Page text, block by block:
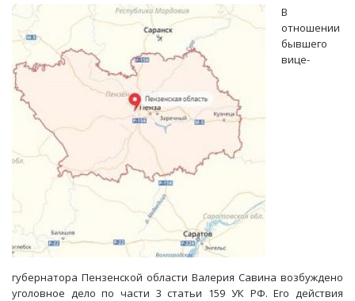
канализации.
возбудило
уголовное
дело
В
отношении
бывшего
вице-
губернатора Пензенской области Валерия Савина возбуждено
уголовное дело по части 3 статьи 159 УК РФ. Его действия